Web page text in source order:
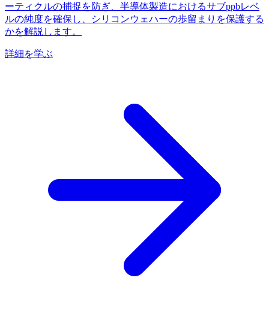
ーティクルの捕捉を防ぎ、半導体製造におけるサブppbレベ
ルの純度を確保し、シリコンウェハーの歩留まりを保護する
かを解説します。
詳細を学ぶ